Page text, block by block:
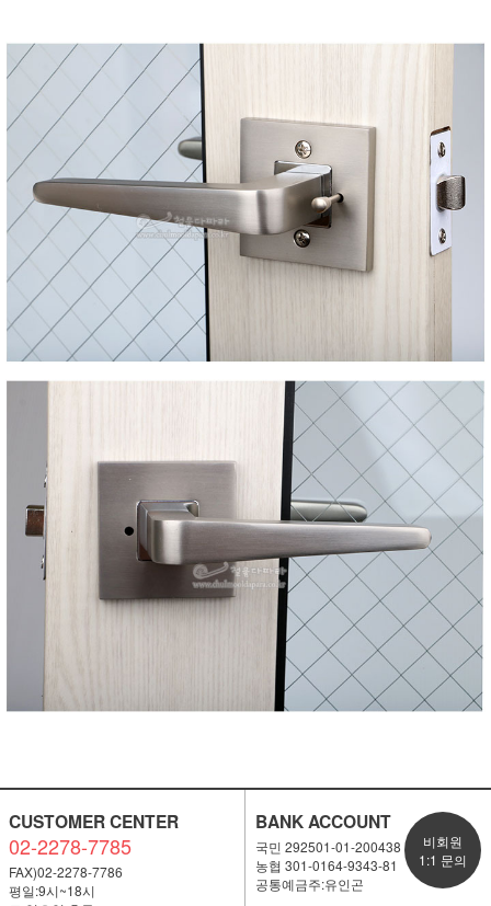
CUSTOMER CENTER
02-2278-7785
FAX)02-2278-7786
평일:9시~18시
BANK ACCOUNT
국민 292501-01-200438
농협 301-0164-9343-81
공통예금주:유인곤
비회원
1:1 문의